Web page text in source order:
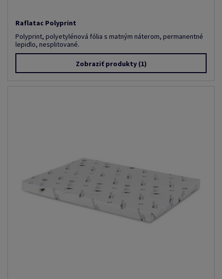
Raflatac Polyprint
Polyprint, polyetylénová fólia s matným náterom, permanentné
lepidlo, nesplitované.
Zobraziť produkty(1)